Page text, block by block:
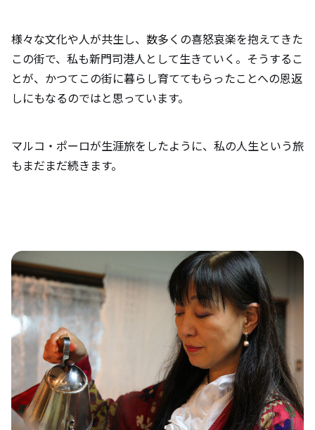
様々な文化や人が共生し、数多くの喜怒哀楽を抱えてきた
この街で、私も新門司港人として生きていく。そうするこ
とが、かつてこの街に暮らし育ててもらったことへの恩返
しにもなるのではと思っています。
マルコ・ポーロが生涯旅をしたように、私の人生という旅
もまだまだ続きます。